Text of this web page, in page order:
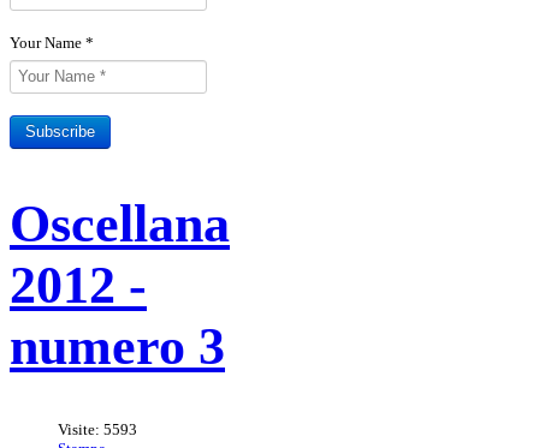
Rivista Oscellana
Sottoscrivi il tuo abbonamento
alla Rivista
Your Name *
Subscribe
Oscellana
2012 -
numero 3
Visite: 5593